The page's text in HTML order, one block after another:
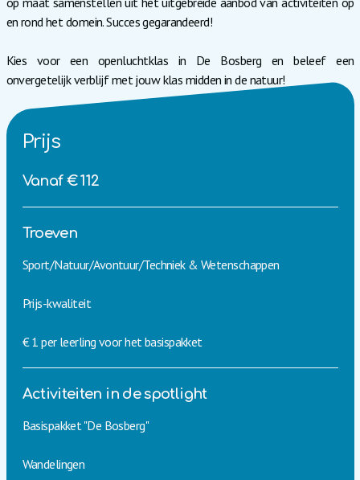
en rond het domein. Succes gegarandeerd!
Kies voor een openluchtklas in De Bosberg en beleef een
onvergetelijk verblijf met jouw klas midden in de natuur!
Prijs
Vanaf € 112
Troeven
Sport/Natuur/Avontuur/Techniek & Wetenschappen
Prijs-kwaliteit
€ 1 per leerling voor het basispakket
Activiteiten in de spotlight
Basispakket "De Bosberg"
Wandelingen